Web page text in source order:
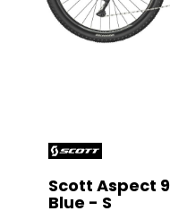
Scott Aspect
Blue - S